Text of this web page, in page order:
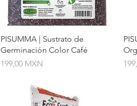
Vista rápida
PISUMMA | Sustrato de
Germinación Color Café
Precio
199,00 MXN